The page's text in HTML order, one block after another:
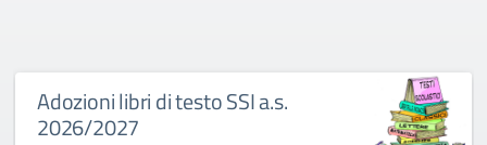
Adozioni libri di testo SSI a.s.
2026/2027